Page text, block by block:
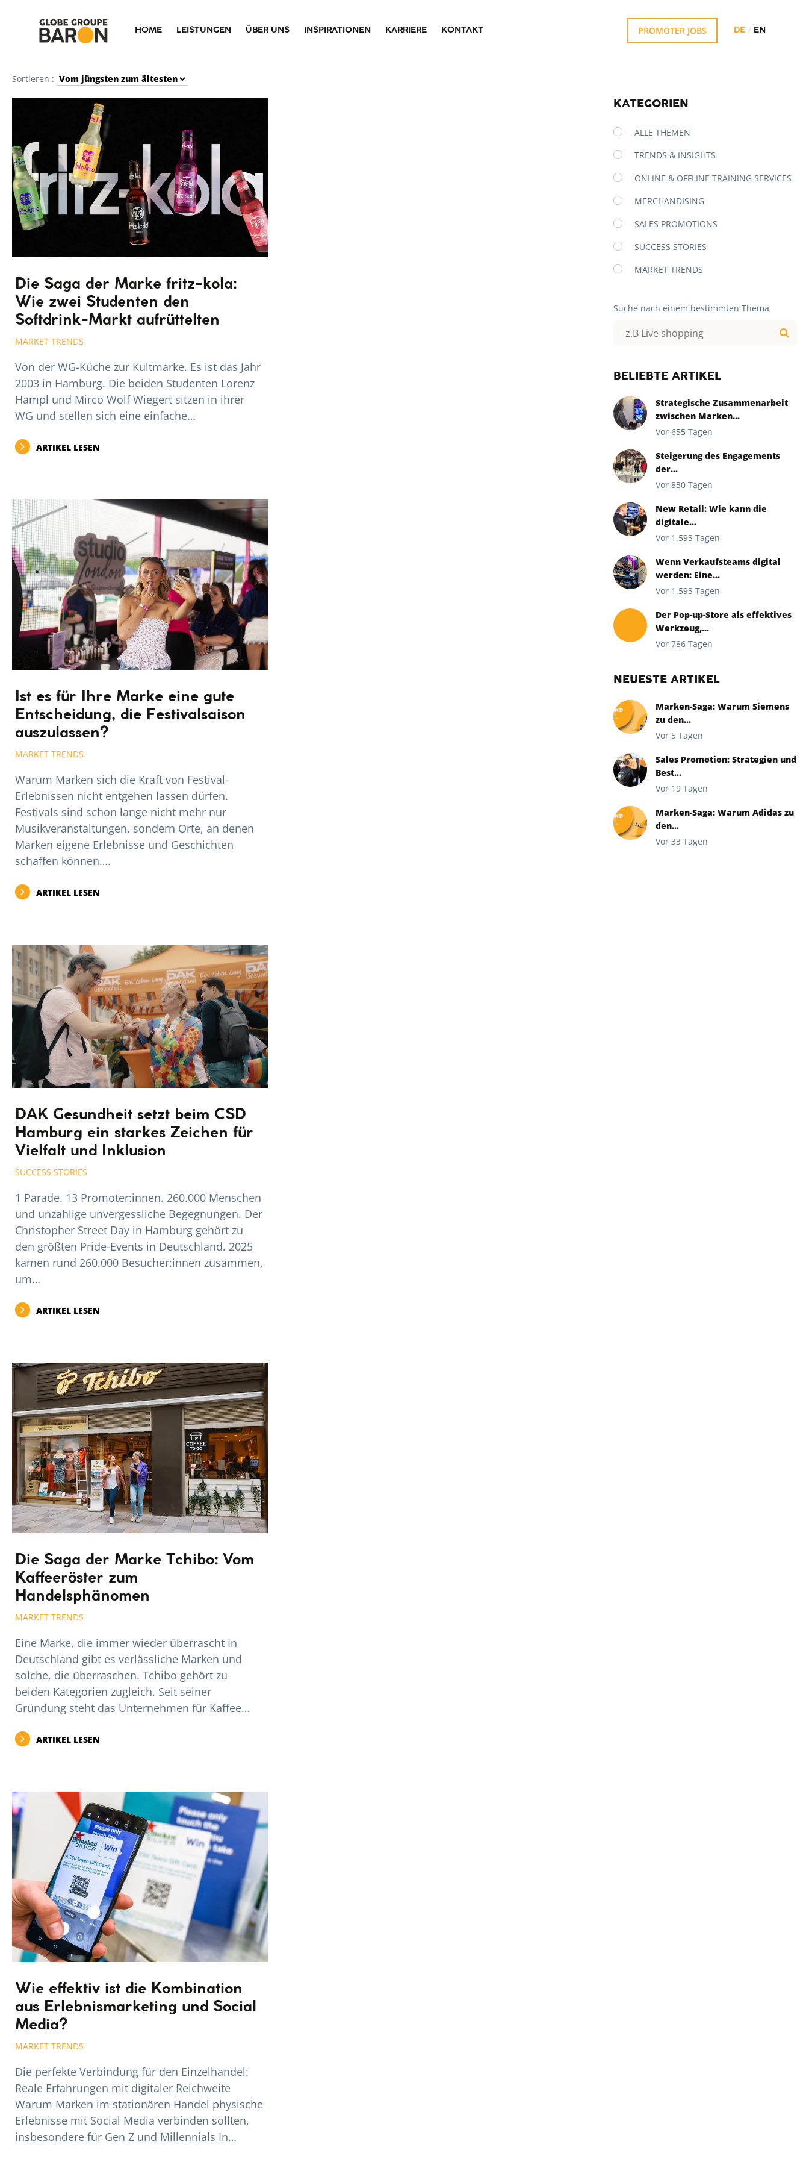
HOME LEISTUNGEN ÜBER UNS INSPIRATIONEN KARRIERE KONTAKT PROMOTER JOBS DE EN
Sortieren :
Die Saga der Marke fritz-kola:
Wie zwei Studenten den
Softdrink-Markt aufrüttelten
MARKET TRENDS
Von der WG-Küche zur Kultmarke. Es ist das Jahr
2003 in Hamburg. Die beiden Studenten Lorenz
Hampl und Mirco Wolf Wiegert sitzen in ihrer
WG und stellen sich eine einfache…
ARTIKEL LESEN
Ist es für Ihre Marke eine gute
Entscheidung, die Festivalsaison
auszulassen?
MARKET TRENDS
Warum Marken sich die Kraft von Festival-
Erlebnissen nicht entgehen lassen dürfen.
Festivals sind schon lange nicht mehr nur
Musikveranstaltungen, sondern Orte, an denen
Marken eigene Erlebnisse und Geschichten
schaffen können….
ARTIKEL LESEN
DAK Gesundheit setzt beim CSD
Hamburg ein starkes Zeichen für
Vielfalt und Inklusion
SUCCESS STORIES
1 Parade. 13 Promoter:innen. 260.000 Menschen
und unzählige unvergessliche Begegnungen. Der
Christopher Street Day in Hamburg gehört zu
den größten Pride-Events in Deutschland. 2025
kamen rund 260.000 Besucher:innen zusammen,
um…
ARTIKEL LESEN
Die Saga der Marke Tchibo: Vom
Kaffeeröster zum
Handelsphänomen
MARKET TRENDS
Eine Marke, die immer wieder überrascht In
Deutschland gibt es verlässliche Marken und
solche, die überraschen. Tchibo gehört zu
beiden Kategorien zugleich. Seit seiner
Gründung steht das Unternehmen für Kaffee…
ARTIKEL LESEN
Wie effektiv ist die Kombination
aus Erlebnismarketing und Social
Media?
MARKET TRENDS
Die perfekte Verbindung für den Einzelhandel:
Reale Erfahrungen mit digitaler Reichweite
Warum Marken im stationären Handel physische
Erlebnisse mit Social Media verbinden sollten,
insbesondere für Gen Z und Millennials In…
KATEGORIEN
ALLE THEMEN
TRENDS & INSIGHTS
ONLINE & OFFLINE TRAINING SERVICES
MERCHANDISING
SALES PROMOTIONS
SUCCESS STORIES
MARKET TRENDS
Suche nach einem bestimmten Thema
BELIEBTE ARTIKEL
Strategische Zusammenarbeit
zwischen Marken...
Vor 655 Tagen
Steigerung des Engagements
der...
Vor 830 Tagen
New Retail: Wie kann die
digitale...
Vor 1.593 Tagen
Wenn Verkaufsteams digital
werden: Eine...
Vor 1.593 Tagen
Der Pop-up-Store als effektives
Werkzeug,...
Vor 786 Tagen
NEUESTE ARTIKEL
Marken-Saga: Warum Siemens
zu den...
Vor 5 Tagen
Sales Promotion: Strategien und
Best...
Vor 19 Tagen
Marken-Saga: Warum Adidas zu
den...
Vor 33 Tagen